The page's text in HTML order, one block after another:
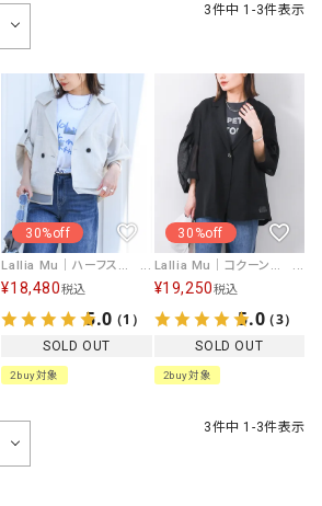
3件中 1 -3件表示
30%off
Lallia Mu｜ハーフスリーブダブルジャケット [[2612261]][F]
¥18,480税込
5.0（1）
SOLD OUT
2buy対象
30%off
Lallia Mu｜コクーンスリーブメッシュジャケット [[2612260]][F]
¥19,250税込
5.0（3）
SOLD OUT
2buy対象
3件中 1 -3件表示